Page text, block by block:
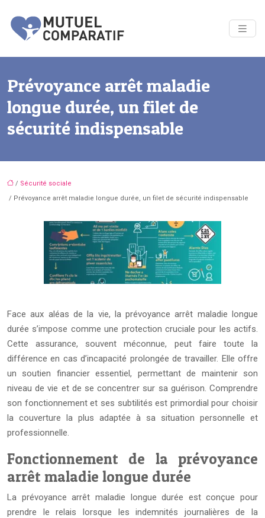
Prévoyance arrêt maladie
longue durée, un filet de
sécurité indispensable
/ Sécurité sociale
/ Prévoyance arrêt maladie longue durée, un filet de sécurité indispensable
Face aux aléas de la vie, la prévoyance arrêt maladie longue
durée s’impose comme une protection cruciale pour les actifs.
Cette assurance, souvent méconnue, peut faire toute la
différence en cas d’incapacité prolongée de travailler. Elle offre
un soutien financier essentiel, permettant de maintenir son
niveau de vie et de se concentrer sur sa guérison. Comprendre
son fonctionnement et ses subtilités est primordial pour choisir
la couverture la plus adaptée à sa situation personnelle et
professionnelle.
Fonctionnement de la prévoyance
arrêt maladie longue durée
La prévoyance arrêt maladie longue durée est conçue pour
prendre le relais lorsque les indemnités journalières de la